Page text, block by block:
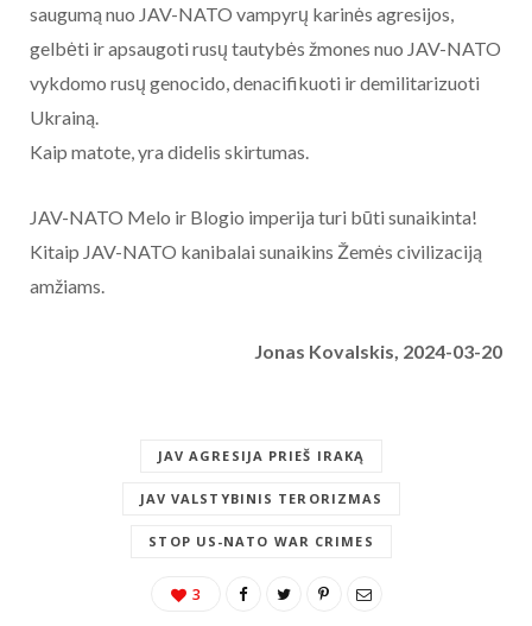
saugumą nuo JAV-NATO vampyrų karinės agresijos,
gelbėti ir apsaugoti rusų tautybės žmones nuo JAV-NATO
vykdomo rusų genocido, denacifikuoti ir demilitarizuoti
Ukrainą.
Kaip matote, yra didelis skirtumas.
JAV-NATO Melo ir Blogio imperija turi būti sunaikinta!
Kitaip JAV-NATO kanibalai sunaikins Žemės civilizaciją
amžiams.
Jonas Kovalskis, 2024-03-20
JAV AGRESIJA PRIEŠ IRAKĄ
JAV VALSTYBINIS TERORIZMAS
STOP US-NATO WAR CRIMES
3